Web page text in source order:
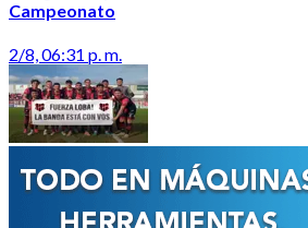
Campeonato
2/8, 06:31 p. m.